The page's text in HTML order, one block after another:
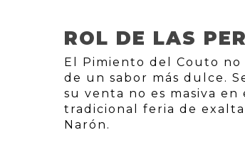
ROL DE LAS
El Pimiento del Couto no
de un sabor más dulce.
su venta no es masiva
tradicional feria de
Narón.